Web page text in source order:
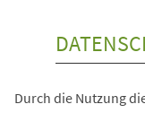
Durch die Nutzung